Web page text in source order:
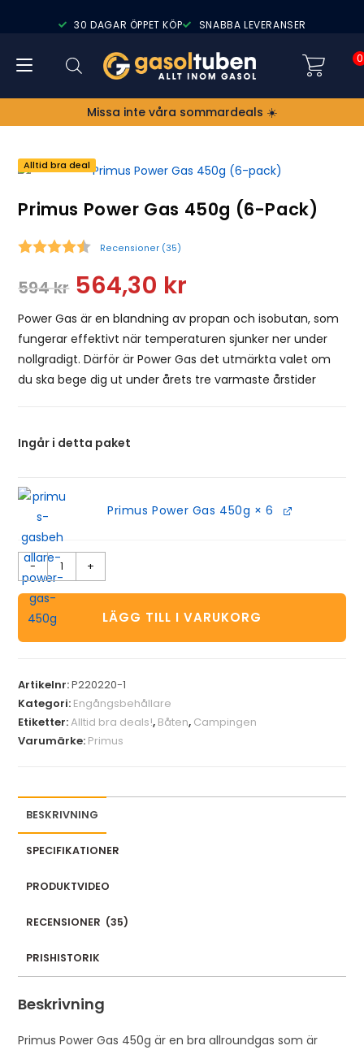
30 DAGAR ÖPPET KÖP SNABBA LEVERANSER
0
Missa inte våra sommardeals ☀️
Alltid bra deal
Primus Power Gas 450g (6-Pack)
Recensioner (35)
594kr 564,30 kr
Power Gas är en blandning av propan och isobutan, som
fungerar effektivt när temperaturen sjunker ner under
nollgradigt. Därför är Power Gas det utmärkta valet om
du ska bege dig ut under årets tre varmaste årstider
Ingår i detta paket
Primus Power Gas 450g × 6
- +
LÄGG TILL I VARUKORG
Artikelnr:P220220-1
Kategori: Engångsbehållare
Etiketter:Alltid bra deals!, Båten, Campingen
Varumärke: Primus
BESKRIVNING
SPECIFIKATIONER
PRODUKTVIDEO
RECENSIONER (35)
PRISHISTORIK
Beskrivning
Primus Power Gas 450g är en bra allroundgas som är